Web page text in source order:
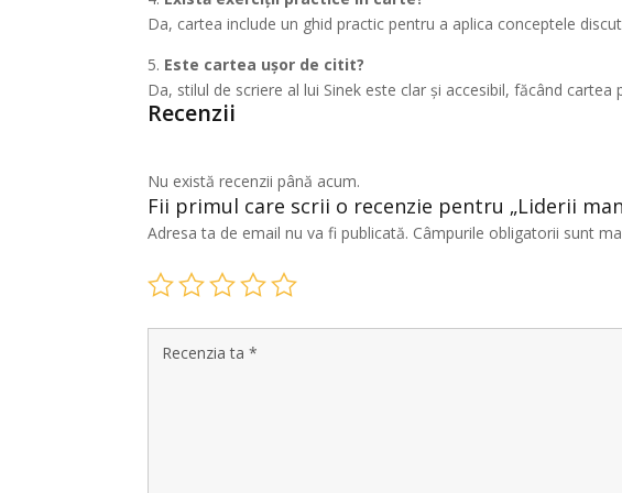
Da, cartea include un ghid practic pentru a aplica conceptele
5. Este cartea ușor de citit?
Da, stilul de scriere al lui Sinek este clar și accesibil, făcând cartea
Recenzii
Nu există recenzii până acum.
Fii primul care scrii o recenzie pentru „Liderii
Adresa ta de email nu va fi publicată. Câmpurile obligatorii sunt